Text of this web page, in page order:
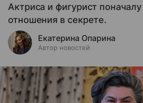
Актриса и фигурист
отношения в секрете.
Екатерина Опарина
Автор новостей